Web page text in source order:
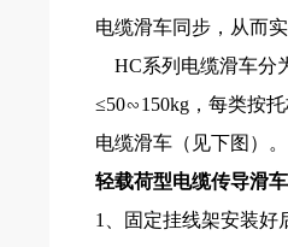
电缆滑车同步，从而
HC系列电缆滑车分
≤50∽150kg，每类按
电缆滑车（见下图）。
轻载荷型电缆传导滑车
1、固定挂线架安装好